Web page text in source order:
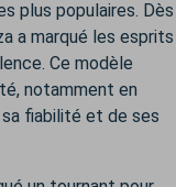
plus populaires. Dès
a marqué les esprits
Ce modèle
notamment en
sa fiabilité et de ses